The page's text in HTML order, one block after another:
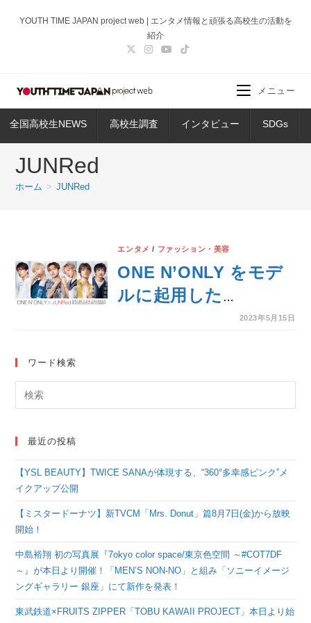
ス
ッ
YOUTH TIME JAPAN project web | エンタメ情報と頑張る高校生の活動を
紹介
全国高校生NEWS 高校生調査 インタビュー SDGs
メニュー
JUNRed
ホーム > JUNRed
エンタメ / ファッション・美容
ONE N’ONLY をモデ
ルに起用した
JUNRed(ジュンレッ
2023年5月15日
ワード検索
最近の投稿
【YSL BEAUTY】TWICE SANAが体現する、“360°多幸感ピンク”メ
イクアップ公開
【ミスタードーナツ】新TVCM「Mrs. Donut」篇8月7日(金)から放映
開始！
中島裕翔 初の写真展『7okyo color space/東京色空間 ～#COT7DF
～』が本日より開催！「MEN’S NON-NO」と組み「ソニーイメージ
ングギャラリー 銀座」にて新作を発表！
東武鉄道×FRUITS ZIPPER「TOBU KAWAII PROJECT」本日より始